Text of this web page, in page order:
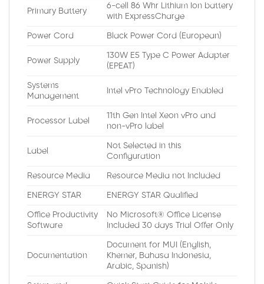
Primary Battery
6-cell 86 Whr Lithium Ion battery
with ExpressCharge
Power Cord Black Power Cord (European)
Power Supply
130W E5 Type C Power Adapter
(EPEAT)
Systems
Management
Intel vPro Technology Enabled
Processor Label
11th Gen Intel Xeon vPro and
non-vPro label
Label
Not Selected in this
Configuration
Resource Media Resource Media not Included
ENERGY STAR ENERGY STAR Qualified
Office Productivity
Software
No Microsoft® Office License
Included 30 days Trial Offer Only
Documentation
Document for MUI (English,
Khemer, Bahasa Indonesia,
Arabic, Spanish)